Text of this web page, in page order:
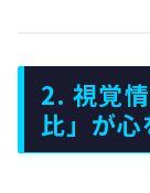
2. 視覚
比」が